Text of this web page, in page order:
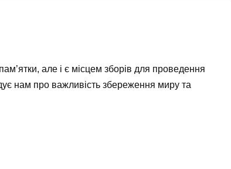
але і є місцем зборів для проведення
нам про важливість збереження миру та